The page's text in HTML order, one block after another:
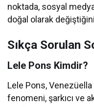
noktada, sosyal
doğal olarak
Sıkça Sorulan
Lele Pons Kimdir?
Lele Pons,
fenomeni, şarkıcı ve